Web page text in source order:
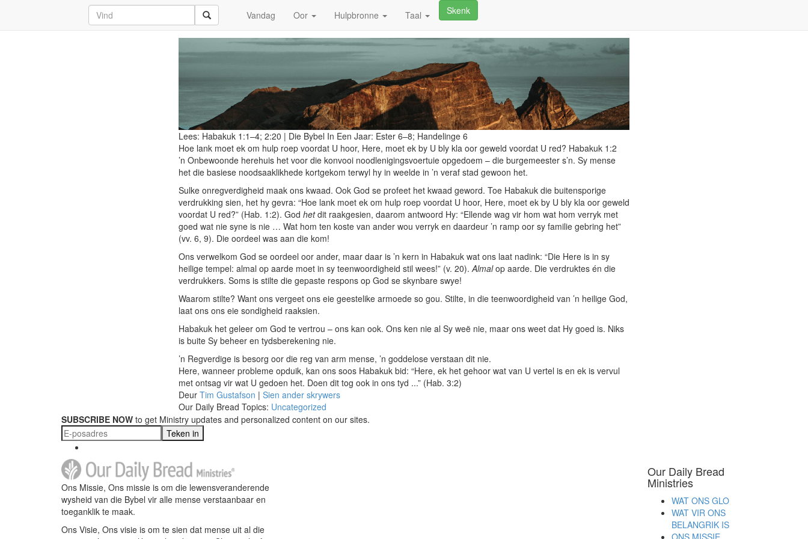
Vandag Oor Hulpbronne Taal Skenk
Stilte
Junie 22, 2026
Lees: Habakuk 1:1–4; 2:20 | Die Bybel In Een Jaar: Ester 6–8; Handelinge 6
Hoe lank moet ek om hulp roep voordat U hoor, Here, moet ek by U bly kla oor geweld voordat U red? Habakuk 1:2
’n Onbewoonde herehuis het voor die konvooi noodlenigingsvoertuie opgedoem – die burgemeester s’n. Sy mense
het die basiese noodsaaklikhede kortgekom terwyl hy in weelde in ’n veraf stad gewoon het.
Sulke onregverdigheid maak ons kwaad. Ook God se profeet het kwaad geword. Toe Habakuk die buitensporige
verdrukking sien, het hy gevra: “Hoe lank moet ek om hulp roep voordat U hoor, Here, moet ek by U bly kla oor geweld
voordat U red?” (Hab. 1:2). God hetdit raakgesien, daarom antwoord Hy: “Ellende wag vir hom wat hom verryk met
goed wat nie syne is nie … Wat hom ten koste van ander wou verryk en daardeur ’n ramp oor sy familie gebring het”
(vv. 6, 9). Die oordeel was aan die kom!
Ons verwelkom God se oordeel oor ander, maar daar is ’n kern in Habakuk wat ons laat nadink: “Die Here is in sy
heilige tempel: almal op aarde moet in sy teenwoordigheid stil wees!” (v. 20). Almalop aarde. Die verdruktes én die
verdrukkers. Soms is stilte die gepaste respons op God se skynbare swye!
Waarom stilte? Want ons vergeet ons eie geestelike armoede so gou. Stilte, in die teenwoordigheid van ’n heilige God,
laat ons ons eie sondigheid raaksien.
Habakuk het geleer om God te vertrou – ons kan ook. Ons ken nie al Sy weë nie, maar ons weet dat Hy goed is. Niks
is buite Sy beheer en tydsberekening nie.
’n Regverdige is besorg oor die reg van arm mense, ’n goddelose verstaan dit nie.
Here, wanneer probleme opduik, kan ons soos Habakuk bid: “Here, ek het gehoor wat van U vertel is en ek is vervul
met ontsag vir wat U gedoen het. Doen dit tog ook in ons tyd ...” (Hab. 3:2)
Deur Tim Gustafson | Sien ander skrywers
Our Daily Bread Topics: Uncategorized
SUBSCRIBE NOW to get Ministry updates and personalized content on our sites.
Teken in
Ons Missie, Ons missie is om die lewensveranderende
wysheid van die Bybel vir alle mense verstaanbaar en
toeganklik te maak.
Ons Visie, Ons visie is om te sien dat mense uit al die
Our Daily Bread
Ministries
WAT ONS GLO
WAT VIR ONS
BELANGRIK IS
ONS MISSIE